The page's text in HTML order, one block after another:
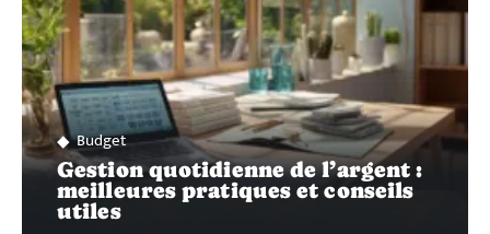
Budget
Gestion quotidienne de l’argent :
meilleures pratiques et conseils
utiles